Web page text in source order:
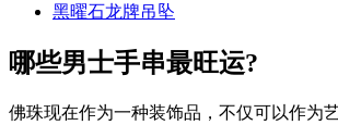
黑曜石龙牌吊坠
哪些男士手串最旺运?
佛珠现在作为一种装饰品，不仅可以作为